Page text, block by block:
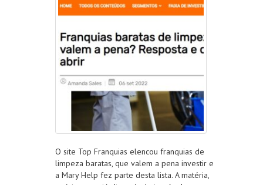
O site Top Franquias elencou franquias de
limpeza baratas, que valem a pena investir e
a Mary Help fez parte desta lista. A matéria,